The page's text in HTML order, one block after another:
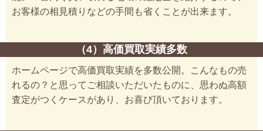
お客様の相見積りなどの手間も省くことが出来ます。
（4）高価買取実績多数
ホームページで高価買取実績を多数公開。こんなもの売
れるの？と思ってご相談いただいたものに、思わぬ高額
査定がつくケースがあり、お喜び頂いております。